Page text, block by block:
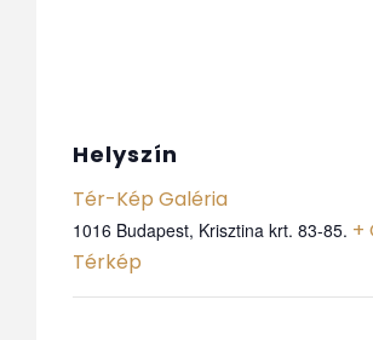
Helyszín
Tér-Kép Galéria
1016 Budapest, Krisztina krt. 83-85. +
Térkép